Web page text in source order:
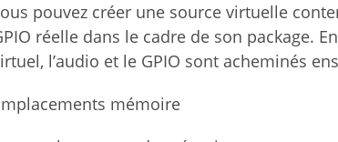
pouvez créer une source virtuelle
réelle dans le cadre de son package.
l’audio et le GPIO sont acheminés
mémoire